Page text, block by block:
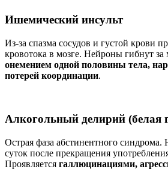
Ишемический инсульт
Из-за спазма сосудов и густой крови
кровотока в мозге. Нейроны гибнут
онемением одной половины тела,
потерей координации.
Алкогольный делирий (белая
Острая фаза абстинентного синдрома.
суток после прекращения
Проявляется галлюцинациями,